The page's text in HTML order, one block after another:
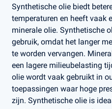
Synthetische olie biedt
temperaturen en heeft vaak
minerale olie​. Synthetische
gebruik, omdat het langer
te worden vervangen.
een lagere milieubelasting
olie wordt vaak gebruikt in
toepassingen waar hoge
zijn. Synthetische olie is